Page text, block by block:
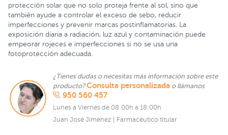
protección solar que no solo proteja frente al sol, sino que
también ayude a controlar el exceso de sebo, reducir
imperfecciones y prevenir marcas postinflamatorias. La
exposición diaria a radiación, luz azul y contaminación puede
empeorar rojeces e imperfecciones si no se usa una
fotoprotección adecuada.
¿Tienes dudas o necesitas más información sobre este
producto?Consulta personalizada o llámanos
950 560 457
Lunes a Viernes de 08:00h a 18:00h
Juan José Jiménez | Farmacéutico titular